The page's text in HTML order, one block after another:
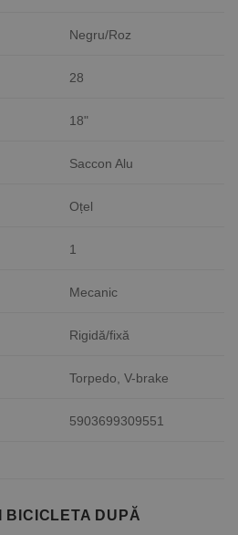
Negru/Roz
28
18"
Saccon Alu
Oțel
1
Mecanic
Rigidă/fixă
Torpedo, V-brake
5903699309551
BICICLETA DUPĂ